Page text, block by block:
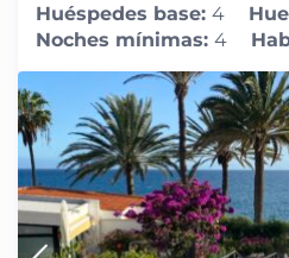
Huéspedes base: 4
Noches mínimas: 4